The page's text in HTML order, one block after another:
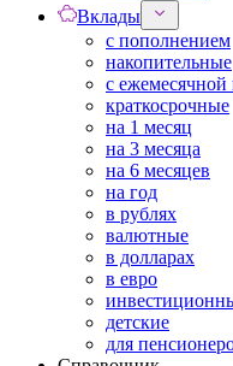
Вклады
с пополнением
накопительные
с
краткосрочные
на 1 месяц
на 3 месяца
на 6 месяцев
на год
в рублях
валютные
в долларах
в евро
детские
для